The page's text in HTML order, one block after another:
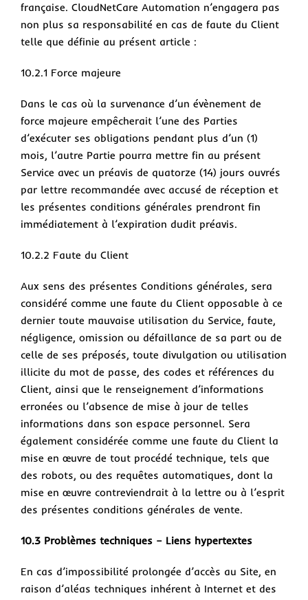
française. CloudNetCare Automation n’engagera pas
non plus sa responsabilité en cas de faute du Client
telle que définie au présent article :
10.2.1 Force majeure
Dans le cas où la survenance d’un évènement de
force majeure empêcherait l’une des Parties
d’exécuter ses obligations pendant plus d’un (1)
mois, l’autre Partie pourra mettre fin au présent
Service avec un préavis de quatorze (14) jours ouvrés
par lettre recommandée avec accusé de réception et
les présentes conditions générales prendront fin
immédiatement à l’expiration dudit préavis.
10.2.2 Faute du Client
Aux sens des présentes Conditions générales, sera
considéré comme une faute du Client opposable à ce
dernier toute mauvaise utilisation du Service, faute,
négligence, omission ou défaillance de sa part ou de
celle de ses préposés, toute divulgation ou utilisation
illicite du mot de passe, des codes et références du
Client, ainsi que le renseignement d’informations
erronées ou l’absence de mise à jour de telles
informations dans son espace personnel. Sera
également considérée comme une faute du Client la
mise en œuvre de tout procédé technique, tels que
des robots, ou des requêtes automatiques, dont la
mise en œuvre contreviendrait à la lettre ou à l’esprit
des présentes conditions générales de vente.
10.3 Problèmes techniques – Liens hypertextes
En cas d’impossibilité prolongée d’accès au Site, en
raison d’aléas techniques inhérent à Internet et des